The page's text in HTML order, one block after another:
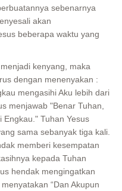
sebenarnya
akan
beberapa waktu yang
kenyang, maka
dengan menenyakan :
mengasihi Aku lebih dari
menjawab "Benar Tuhan,
Engkau." Tuhan Yesus
sama sebanyak tiga kali.
memberi kesempatan
kepada Tuhan
hendak mengingatkan
“Dan Akupun